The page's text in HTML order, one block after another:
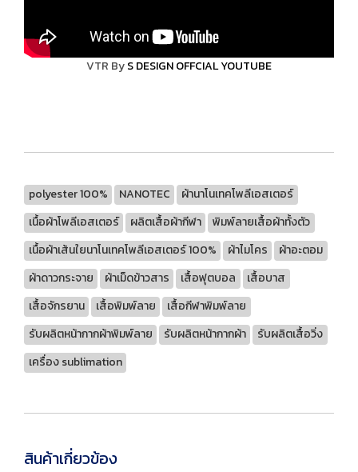
VTR ByS DESIGN OFFCIAL YOUTUBE
polyester 100% NANOTEC
ผ้านาโนเทคโพลีเอสเตอร์
เนื้อผ้าโพลีเอสเตอร์
ผลิตเสื้อผ้ากีฬา
พิมพ์ลายเสื้อผ้าทั้งตัว
เนื้อผ้าเส้นใยนาโนเทคโพลีเอสเตอร์ 100%
ผ้าไมโคร
ผ้าอะตอม
ผ้าดาวกระจาย
ผ้าเม็ดข้าวสาร เสื้อฟุตบอล
เสื้อบาส
เสื้อจักรยาน
เสื้อพิมพ์ลาย
เสื้อกีฬาพิมพ์ลาย
รับผลิตหน้ากากผ้าพิมพ์ลาย
รับผลิตหน้ากากผ้า
รับผลิตเสื้อวิ่ง
เครื่อง sublimation
สินค้าเกี่ยวข้อง